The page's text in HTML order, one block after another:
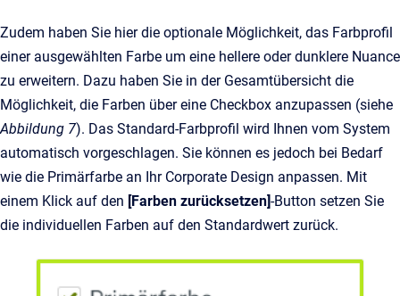
Zudem haben Sie hier die optionale Möglichkeit, das Farbprofil
einer ausgewählten Farbe um eine hellere oder dunklere Nuance
zu erweitern. Dazu haben Sie in der Gesamtübersicht die
Möglichkeit, die Farben über eine Checkbox anzupassen (siehe
Abbildung 7). Das Standard-Farbprofil wird Ihnen vom System
automatisch vorgeschlagen. Sie können es jedoch bei Bedarf
wie die Primärfarbe an Ihr Corporate Design anpassen. Mit
einem Klick auf den [Farben zurücksetzen]-Button setzen Sie
die individuellen Farben auf den Standardwert zurück.